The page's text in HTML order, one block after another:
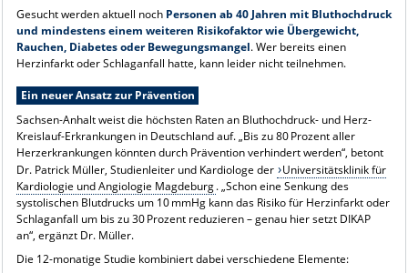
Gesucht werden aktuell noch Personen ab 40 Jahren mit Bluthochdruck
und mindestens einem weiteren Risikofaktor wie Übergewicht,
Rauchen, Diabetes oder Bewegungsmangel. Wer bereits einen
Herzinfarkt oder Schlaganfall hatte, kann leider nicht teilnehmen.
Ein neuer Ansatz zur Prävention
Sachsen-Anhalt weist die höchsten Raten an Bluthochdruck- und Herz-
Kreislauf-Erkrankungen in Deutschland auf. „Bis zu 80 Prozent aller
Herzerkrankungen könnten durch Prävention verhindert werden“, betont
Dr. Patrick Müller, Studienleiter und Kardiologe der Universitätsklinik für
Kardiologie und Angiologie Magdeburg. „Schon eine Senkung des
systolischen Blutdrucks um 10 mmHg kann das Risiko für Herzinfarkt oder
Schlaganfall um bis zu 30 Prozent reduzieren – genau hier setzt DIKAP
an“, ergänzt Dr. Müller.
Die 12-monatige Studie kombiniert dabei verschiedene Elemente: